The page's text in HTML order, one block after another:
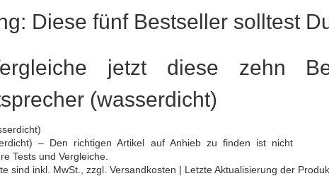
Diese fünf Bestseller solltest
jetzt diese zehn
(wasserdicht)
– Den richtigen Artikel auf Anhieb zu finden ist nicht
Tests und Vergleiche.
sind inkl. MwSt., zzgl. Versandkosten | Letzte Aktualisierung der